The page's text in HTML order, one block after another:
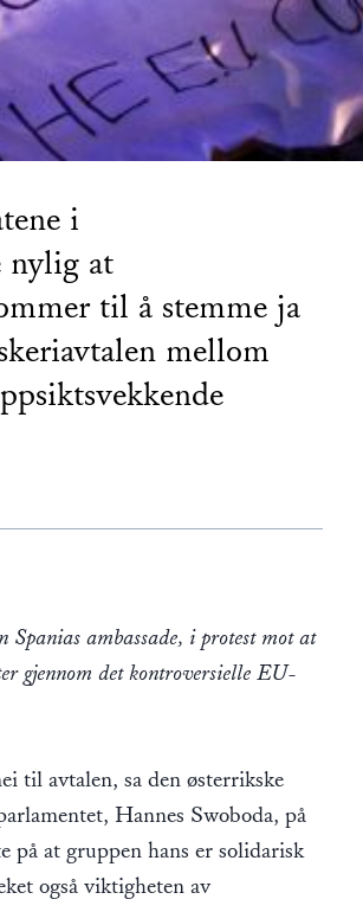
i
nylig at
til å stemme ja
mellom
ambassade, i protest mot at
gjennom det kontroversielle EU-
til avtalen, sa den østerrikske
Hannes Swoboda, på
på at gruppen hans er solidarisk
også viktigheten av